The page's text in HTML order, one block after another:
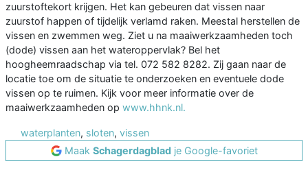
zuurstoftekort krijgen. Het kan gebeuren dat vissen naar
zuurstof happen of tijdelijk verlamd raken. Meestal herstellen de
vissen en zwemmen weg. Ziet u na maaiwerkzaamheden toch
(dode) vissen aan het wateroppervlak? Bel het
hoogheemraadschap via tel. 072 582 8282. Zij gaan naar de
locatie toe om de situatie te onderzoeken en eventuele dode
vissen op te ruimen. Kijk voor meer informatie over de
maaiwerkzaamheden op www.hhnk.nl.
waterplanten, sloten, vissen
Maak Schagerdagbladje Google-favoriet